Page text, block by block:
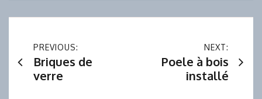
Navigation
de
PREVIOUS:
Briques de
verre
NEXT:
Poele à bois
installé